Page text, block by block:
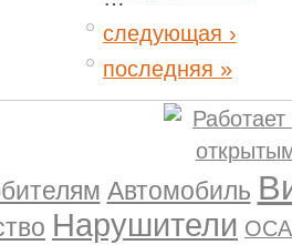
следующая ›
последняя »
Автомобиль
Нарушители